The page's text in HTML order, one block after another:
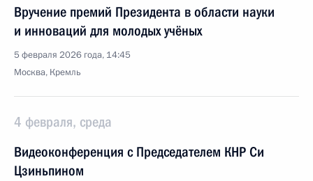
Вручение премий Президента в области науки
и инноваций для молодых учёных
5 февраля 2026 года, 14:45
Москва, Кремль
4 февраля, среда
Видеоконференция с Председателем КНР Си
Цзиньпином